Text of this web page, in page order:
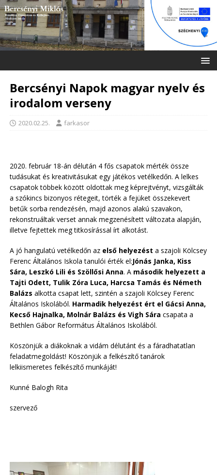
Bercsényi Napok magyar nyelv és
irodalom verseny
2020.02.25. farkasor
2020. február 18-án délután 4 fős csapatok mérték össze
tudásukat és kreativitásukat egy játékos vetélkedőn. A lelkes
csapatok többek között oldottak meg képrejtvényt, vizsgálták
a szókincs bizonyos rétegeit, törték a fejüket összekevert
betűk sorba rendezésén, majd azonos alakú szavakon,
rekonstruáltak verset annak megzenésített változata alapján,
illetve fejtettek meg titkosírással írt alkotást.
A jó hangulatú vetélkedőn az első helyezést a szajoli Kölcsey
Ferenc Általános Iskola tanulói érték el:Jónás Janka, Kiss
Sára, Leszkó Lili és Szöllősi Anna. A második helyezett a
Tajti Odett, Tulik Zóra Luca, Harcsa Tamás és Németh
Balázs alkotta csapat lett, szintén a szajoli Kölcsey Ferenc
Általános Iskolából. Harmadik helyezést ért el Gácsi Anna,
Kecső Hajnalka, Molnár Balázs és Vigh Sára csapata a
Bethlen Gábor Református Általános Iskolából.
Köszönjük a diákoknak a vidám délutánt és a fáradhatatlan
feladatmegoldást! Köszönjük a felkészítő tanárok
lelkiismeretes felkészítő munkáját!
Kunné Balogh Rita
szervező